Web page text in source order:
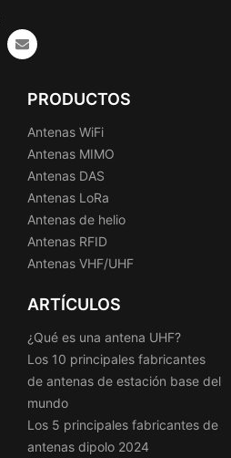
PRODUCTOS
Antenas WiFi
Antenas MIMO
Antenas DAS
Antenas LoRa
Antenas de helio
Antenas RFID
Antenas VHF/UHF
ARTÍCULOS
¿Qué es una antena UHF?
Los 10 principales fabricantes
de antenas de estación base del
mundo
Los 5 principales fabricantes de
antenas dipolo 2024